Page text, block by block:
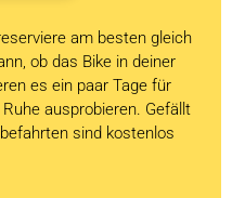
am besten gleich
ob das Bike in deiner
es ein paar Tage für
ausprobieren. Gefällt
sind kostenlos